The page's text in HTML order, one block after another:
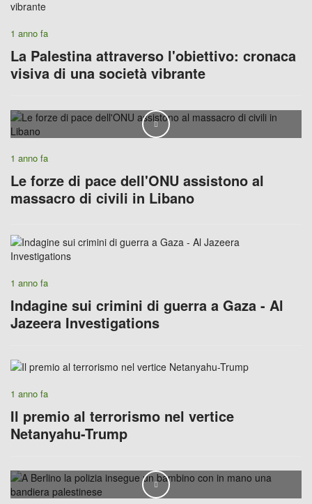
1 anno fa
La Palestina attraverso l'obiettivo: cronaca
visiva di una società vibrante
Play
1 anno fa
Le forze di pace dell'ONU assistono al
massacro di civili in Libano
1 anno fa
Indagine sui crimini di guerra a Gaza - Al
Jazeera Investigations
1 anno fa
Il premio al terrorismo nel vertice
Netanyahu-Trump
Play